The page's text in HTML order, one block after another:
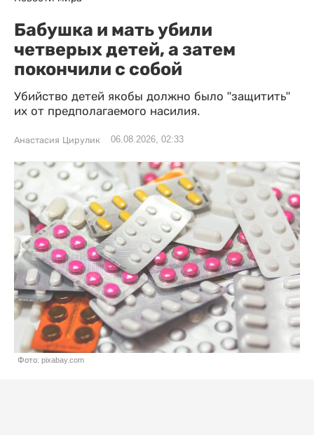
Бабушка и мать убили
четверых детей, а затем
покончили с собой
Убийство детей якобы должно было "защитить"
их от предполагаемого насилия.
Анастасия Цирулик 06.08.2026, 02:33
Фото: pixabay.com